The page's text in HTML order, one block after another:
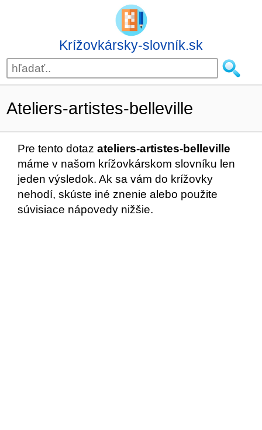
Krížovkársky-slovník.sk
Ateliers-artistes-belleville
Pre tento dotaz ateliers-artistes-belleville
máme v našom krížovkárskom slovníku len
jeden výsledok. Ak sa vám do krížovky
nehodí, skúste iné znenie alebo použite
súvisiace nápovedy nižšie.